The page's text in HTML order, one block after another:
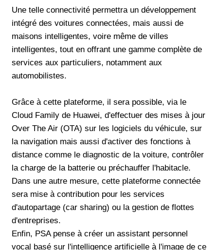
Une telle connectivité permettra un développement
intégré des voitures connectées, mais aussi de
maisons intelligentes, voire même de villes
intelligentes, tout en offrant une gamme complète de
services aux particuliers, notamment aux
automobilistes.
Grâce à cette plateforme, il sera possible, via le
Cloud Family de Huawei, d'effectuer des mises à jour
Over The Air (OTA) sur les logiciels du véhicule, sur
la navigation mais aussi d'activer des fonctions à
distance comme le diagnostic de la voiture, contrôler
la charge de la batterie ou préchauffer l'habitacle.
Dans une autre mesure, cette plateforme connectée
sera mise à contribution pour les services
d'autopartage (car sharing) ou la gestion de flottes
d'entreprises.
Enfin, PSA pense à créer un assistant personnel
vocal basé sur l'intelligence artificielle à l'image de ce